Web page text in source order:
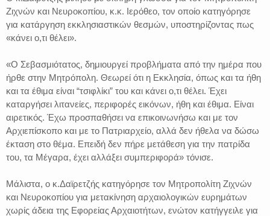
Ζιχνών και Νευροκοπίου, κ.κ. Ιερόθεο, τον οποίο κατηγόρησε
για κατάργηση εκκλησιαστικών θεσμών, υποστηρίζοντας πως
«κάνει ο,τι θέλει».
«Ο Σεβασμιότατος, δημιουργεί προβλήματα από την ημέρα που
ήρθε στην Μητρόπολη. Θεωρεί ότι η Εκκλησία, όπως και τα ήθη
και τα έθιμα είναι “τσιφλίκι” του και κάνει ο,τι θέλει. Έχει
καταργήσει λιτανείες, περιφορές εικόνων, ήθη και έθιμα. Είναι
αιρετικός. Έχω προσπαθήσει να επικοινωνήσω και με τον
Αρχιεπίσκοπο και με το Πατριαρχείο, αλλά δεν ήθελα να δώσω
έκταση στο θέμα. Επειδή δεν πήρε μετάθεση για την πατρίδα
του, τα Μέγαρα, έχει αλλάξει συμπεριφορά» τόνισε.
Μάλιστα, ο κ.Δαϊρετζής κατηγόρησε τον Μητροπολίτη Ζιχνών
και Νευροκοπίου για μετακίνηση αρχαιολογικών ευρημάτων
χωρίς άδεια της Εφορείας Αρχαιοτήτων, ενώτον κατήγγειλε για